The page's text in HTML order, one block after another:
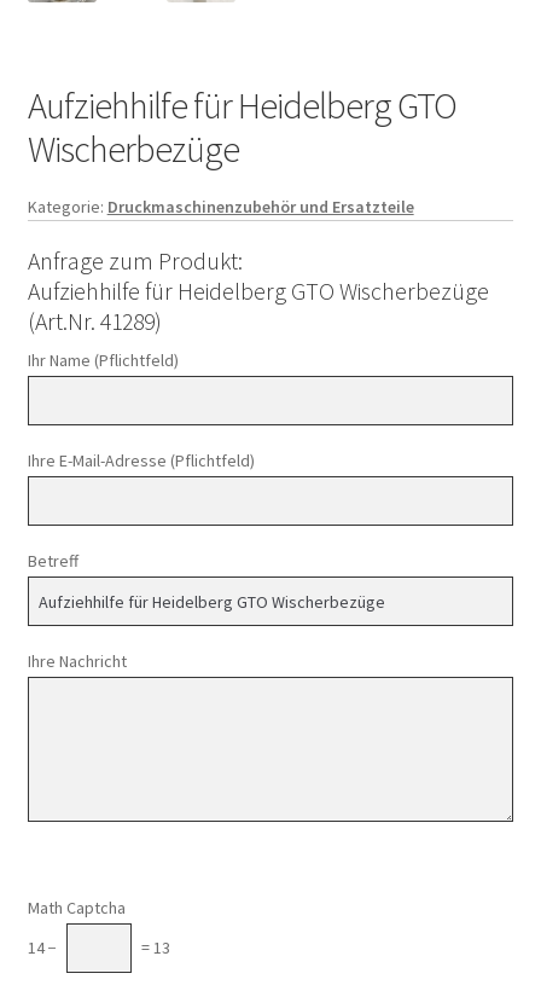
Aufziehhilfe für Heidelberg GTO
Wischerbezüge
Kategorie: Druckmaschinenzubehör und Ersatzteile
Anfrage zum Produkt:
Aufziehhilfe für Heidelberg GTO Wischerbezüge
(Art.Nr. 41289)
Ihr Name (Pflichtfeld)
Ihre E-Mail-Adresse (Pflichtfeld)
Betreff
Ihre Nachricht
Math Captcha
14 −
= 13